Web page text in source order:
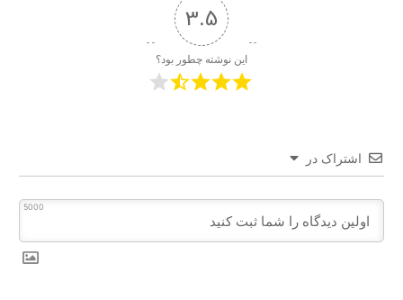
3.5
این نوشته چطور بود؟
اشتراک در
5000